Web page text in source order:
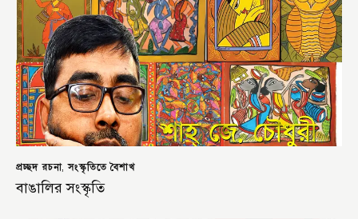
প্রচ্ছদ রচনা,সংস্কৃতিতে বৈশাখ
বাঙালির সংস্কৃতি